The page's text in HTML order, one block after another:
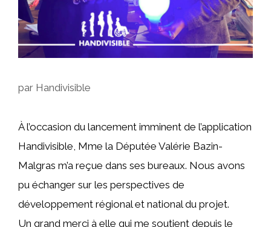
par Handivisible
À l’occasion du lancement imminent de l’application
Handivisible, Mme la Députée Valérie Bazin-
Malgras m’a reçue dans ses bureaux. Nous avons
pu échanger sur les perspectives de
développement régional et national du projet.
Un grand merci à elle qui me soutient depuis le